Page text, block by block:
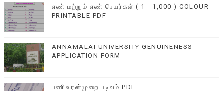
எண் மற்றும் எண் பெயர்கள் ( 1 - 1,000 ) COLOUR
PRINTABLE PDF
ANNAMALAI UNIVERSITY GENUINENESS
APPLICATION FORM
பணிவரன்முறை படிவம் PDF